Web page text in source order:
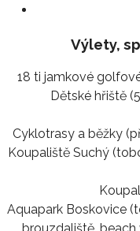
Výlety,
18 ti jamkové
Dětské hřiště
Cyklotrasy a běžky
Koupaliště Suchý
Aquapark Boskovice